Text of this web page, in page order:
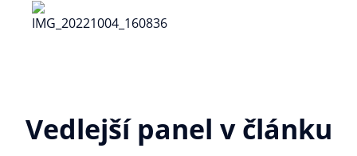
Vedlejší panel v článku